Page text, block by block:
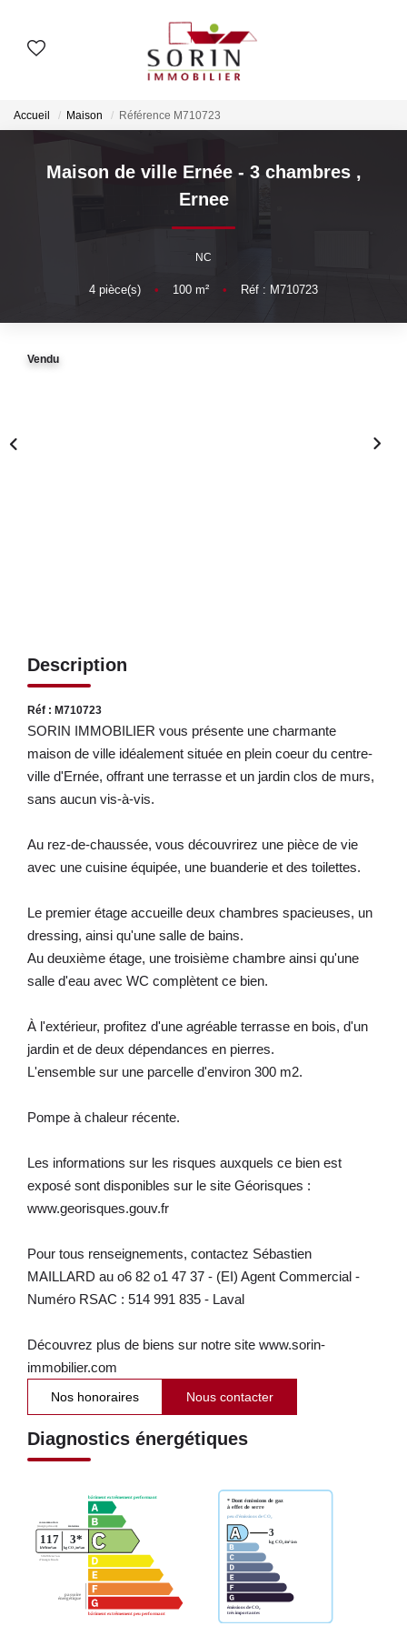
Nos Agences
Notre Histoire
ESTIMER
Accueil Maison Référence M710723
Maison de ville Ernée - 3 chambres ,
Ernee
NC
4 pièce(s) • 100 m² • Réf : M710723
Vendu
Description
Réf : M710723
SORIN IMMOBILIER vous présente une charmante
maison de ville idéalement située en plein coeur du centre-
ville d'Ernée, offrant une terrasse et un jardin clos de murs,
sans aucun vis-à-vis.
Au rez-de-chaussée, vous découvrirez une pièce de vie
avec une cuisine équipée, une buanderie et des toilettes.
Le premier étage accueille deux chambres spacieuses, un
dressing, ainsi qu'une salle de bains.
Au deuxième étage, une troisième chambre ainsi qu'une
salle d'eau avec WC complètent ce bien.
À l'extérieur, profitez d'une agréable terrasse en bois, d'un
jardin et de deux dépendances en pierres.
L'ensemble sur une parcelle d'environ 300 m2.
Pompe à chaleur récente.
Les informations sur les risques auxquels ce bien est
exposé sont disponibles sur le site Géorisques :
www.georisques.gouv.fr
Pour tous renseignements, contactez Sébastien
MAILLARD au o6 82 o1 47 37 - (EI) Agent Commercial -
Numéro RSAC : 514 991 835 - Laval
Découvrez plus de biens sur notre site www.sorin-
immobilier.com
Nos honoraires Nous contacter
Diagnostics énergétiques